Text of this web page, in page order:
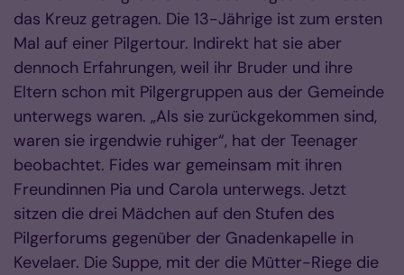
das Kreuz getragen. Die 13-Jährige ist zum ersten
Mal auf einer Pilgertour. Indirekt hat sie aber
dennoch Erfahrungen, weil ihr Bruder und ihre
Eltern schon mit Pilgergruppen aus der Gemeinde
unterwegs waren. „Als sie zurückgekommen sind,
waren sie irgendwie ruhiger“, hat der Teenager
beobachtet. Fides war gemeinsam mit ihren
Freundinnen Pia und Carola unterwegs. Jetzt
sitzen die drei Mädchen auf den Stufen des
Pilgerforums gegenüber der Gnadenkapelle in
Kevelaer. Die Suppe, mit der die Mütter-Riege die